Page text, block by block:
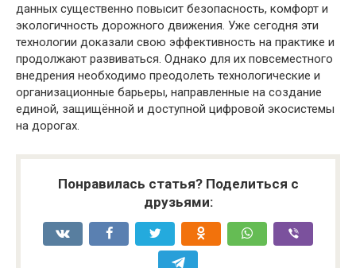
данных существенно повысит безопасность, комфорт и
экологичность дорожного движения. Уже сегодня эти
технологии доказали свою эффективность на практике и
продолжают развиваться. Однако для их повсеместного
внедрения необходимо преодолеть технологические и
организационные барьеры, направленные на создание
единой, защищённой и доступной цифровой экосистемы
на дорогах.
Понравилась статья? Поделиться с
друзьями: